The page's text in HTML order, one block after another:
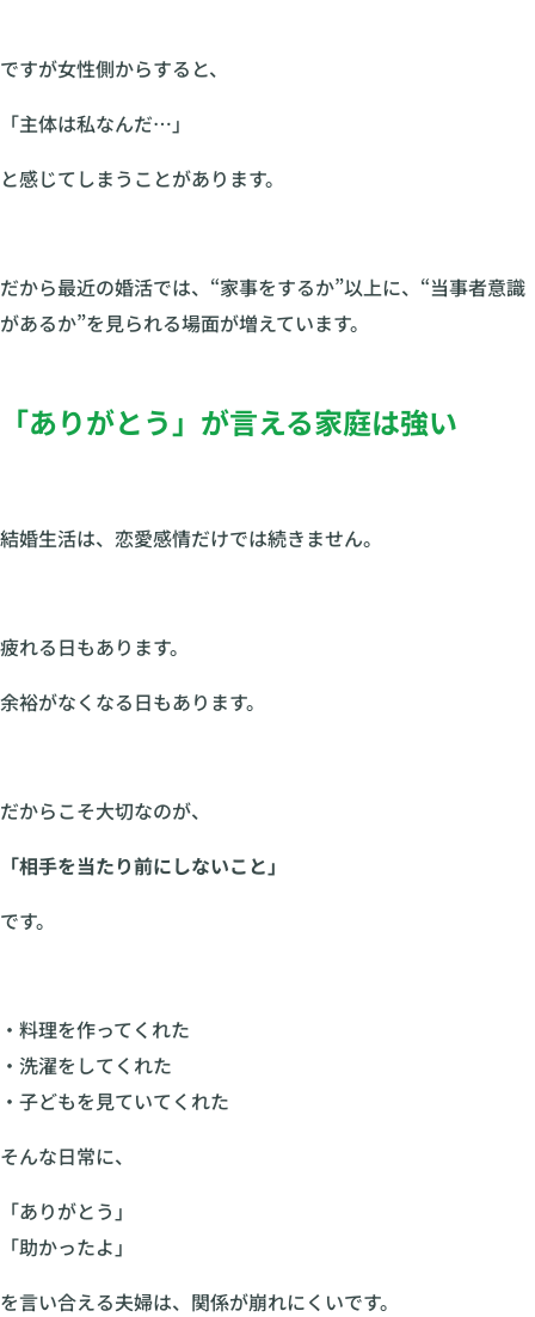
ですが女性側からすると、
「主体は私なんだ…」
と感じてしまうことがあります。
だから最近の婚活では、“家事をするか”以上に、“当事者意識
があるか”を見られる場面が増えています。
「ありがとう」が言える家庭は強い
結婚生活は、恋愛感情だけでは続きません。
疲れる日もあります。
余裕がなくなる日もあります。
だからこそ大切なのが、
「相手を当たり前にしないこと」
です。
・料理を作ってくれた
・洗濯をしてくれた
・子どもを見ていてくれた
そんな日常に、
「ありがとう」
「助かったよ」
を言い合える夫婦は、関係が崩れにくいです。